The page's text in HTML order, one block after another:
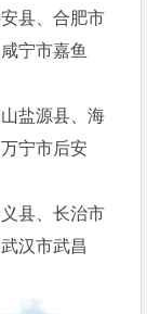
县、合肥市
宁市嘉鱼
盐源县、海
宁市后安
县、长治市
汉市武昌